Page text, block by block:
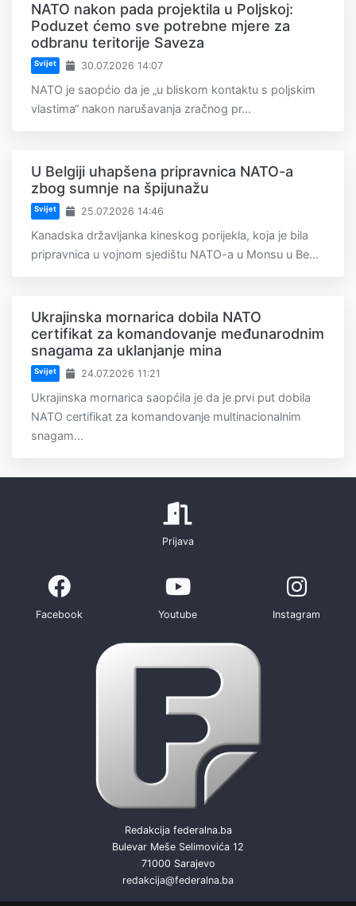
NATO nakon pada projektila u Poljskoj:
Poduzet ćemo sve potrebne mjere za
odbranu teritorije Saveza
Svijet 30.07.2026 14:07
NATO je saopćio da je „u bliskom kontaktu s poljskim
vlastima“ nakon narušavanja zračnog pr...
U Belgiji uhapšena pripravnica NATO-a
zbog sumnje na špijunažu
Svijet 25.07.2026 14:46
Kanadska državljanka kineskog porijekla, koja je bila
pripravnica u vojnom sjedištu NATO-a u Monsu u Be...
Ukrajinska mornarica dobila NATO
certifikat za komandovanje međunarodnim
snagama za uklanjanje mina
Svijet 24.07.2026 11:21
Ukrajinska mornarica saopćila je da je prvi put dobila
NATO certifikat za komandovanje multinacionalnim
snagam...
Prijava
Facebook Youtube Instagram
Redakcija federalna.ba
Bulevar Meše Selimovića 12
71000 Sarajevo
redakcija@federalna.ba